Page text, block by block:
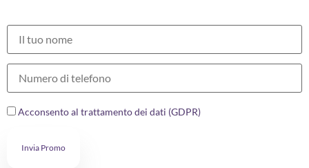
Acconsento al trattamento dei dati (GDPR)
Invia Promo